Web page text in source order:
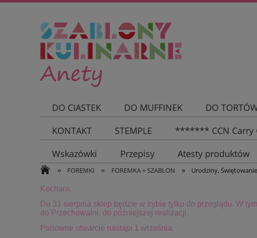
DO CIASTEK DO MUFFINEK DO
KONTAKT
STEMPLE ******* CCN
Wskazówki
Przepisy Atesty produktów
» FOREMKI » FOREMKA + SZABLON » Urodziny, Świętowanie
Kochani,
Do 31 sierpnia sklep będzie w trybie tylko do przeglądu. W
do Przechowalni, do późniejszej realizacji.
Ponowne otwarcie nastąpi 1 września.